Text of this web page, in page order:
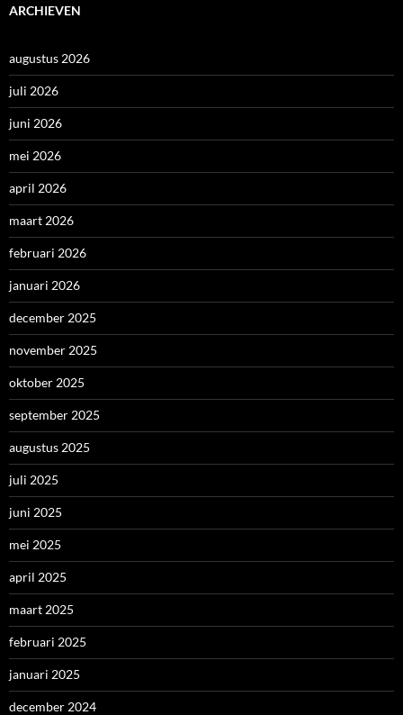
ARCHIEVEN
augustus 2026
juli 2026
juni 2026
mei 2026
april 2026
maart 2026
februari 2026
januari 2026
december 2025
november 2025
oktober 2025
september 2025
augustus 2025
juli 2025
juni 2025
mei 2025
april 2025
maart 2025
februari 2025
januari 2025
december 2024